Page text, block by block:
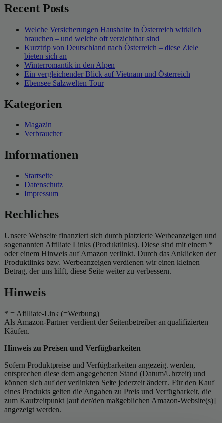
Recent Posts
Welche Versicherungen Haushalte in Österreich wirklich
brauchen – und welche oft verzichtbar sind
Kurztrip von Deutschland nach Österreich – diese Ziele
bieten sich an
Winterromantik in den Alpen
Ein vergleichender Blick auf Vietnam und Österreich
Ebensee Salzwelten Tour
Kategorien
Magazin
Verbraucher
Informationen
Startseite
Datenschutz
Impressum
Rechliches
Unsere Webseite finanziert sich durch platzierte Werbeanzeigen und
sogenannten Affiliate Links (Produktlinks). Diese sind mit einem *
oder einem Hinweis auf Amazon verlinkt. Durch das Anklicken der
Produktlinks bzw. Werbeanzeigen verdienen wir einen kleinen
Betrag, der uns hilft, diese Seite weiter zu verbessern.
Hinweis
* = Afilliate-Link (=Werbung)
Als Amazon-Partner verdient der Seitenbetreiber an qualifizierten
Käufen.
Hinweis zu Preisen und Verfügbarkeiten
Sofern Produktpreise und Verfügbarkeiten angezeigt werden,
entsprechen diese dem angegebenen Stand (Datum/Uhrzeit) und
können sich auf der verlinkten Seite jederzeit ändern. Für den Kauf
eines Produkts gelten die Angaben zu Preis und Verfügbarkeit, die
zum Kaufzeitpunkt [auf der/den maßgeblichen Amazon-Website(s)]
angezeigt werden.